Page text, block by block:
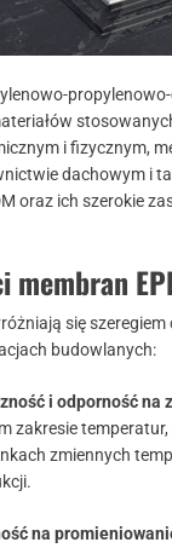
i fizycznym,
dachowym i
oraz ich szerokie
membran
się
budowlanych:
i odporność na
zakresie
zmiennych
na